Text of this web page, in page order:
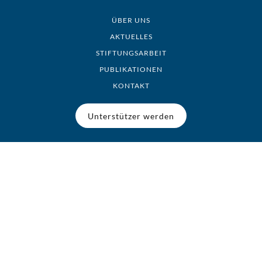
ÜBER UNS
AKTUELLES
STIFTUNGSARBEIT
PUBLIKATIONEN
KONTAKT
Unterstützer werden